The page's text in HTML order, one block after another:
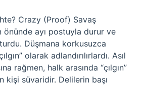
Crazy (Proof) Savaş
önünde ayı postuyla durur ve
Düşmana korkusuzca
olarak adlandırılırlardı. Asıl
rağmen, halk arasında “çılgın”
kişi süvaridir. Delilerin başı